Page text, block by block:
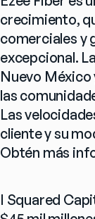
crecimiento,
comerciales y
excepcional.
Nuevo México
las
Las
cliente y su
Obtén más
I Squared